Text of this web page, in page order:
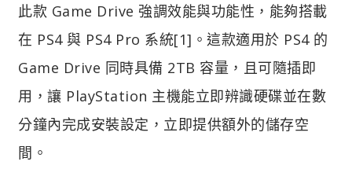
此款 Game Drive 強調效能與功能性，能夠搭載
在 PS4 與 PS4 Pro 系統[1]。這款適用於 PS4 的
Game Drive 同時具備 2TB 容量，且可隨插即
用，讓 PlayStation 主機能立即辨識硬碟並在數
分鐘內完成安裝設定，立即提供額外的儲存空
間。